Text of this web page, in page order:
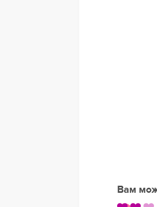
Вам